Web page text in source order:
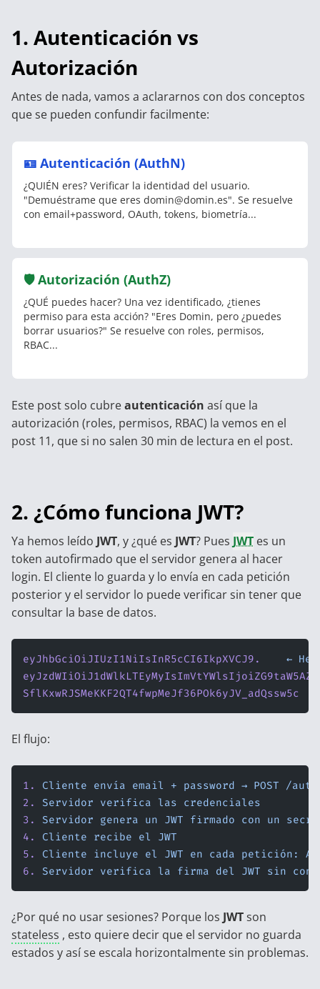
1. Autenticación vs
Autorización
Antes de nada, vamos a aclararnos con dos conceptos
que se pueden confundir facilmente:
🪪 Autenticación (AuthN)
¿QUIÉN eres? Verificar la identidad del usuario.
"Demuéstrame que eres domin@domin.es". Se resuelve
con email+password, OAuth, tokens, biometría...
🛡️ Autorización (AuthZ)
¿QUÉ puedes hacer? Una vez identificado, ¿tienes
permiso para esta acción? "Eres Domin, pero ¿puedes
borrar usuarios?" Se resuelve con roles, permisos,
RBAC...
Este post solo cubreautenticación así que la
autorización (roles, permisos, RBAC) la vemos en el
post 11, que si no salen 30 min de lectura en el post.
2. ¿Cómo funciona JWT?
Ya hemos leído JWT, y ¿qué es JWT? Pues JWT es un
token autofirmado que el servidor genera al hacer
login. El cliente lo guarda y lo envía en cada petición
posterior y el servidor lo puede verificar sin tener que
consultar la base de datos.
eyJhbGciOiJIUzI1NiIsInR5cCI6IkpXVCJ9.
    ←
SflKxwRJSMeKKF2QT4fwpMeJf36POk6yJV_adQssw5c
El flujo:
1. Cliente envía email + password → POST /
2.
Servidor verifica las credenciales
3.
Servidor genera un JWT firmado con un
4.
Cliente recibe el
JWT
5.
Cliente incluye el JWT en cada petición:
6.
Servidor verifica la firma del JWT sin
¿Por qué no usar sesiones? Porque los JWTson
stateless , esto quiere decir que el servidor no guarda
estados y así se escala horizontalmente sin problemas.